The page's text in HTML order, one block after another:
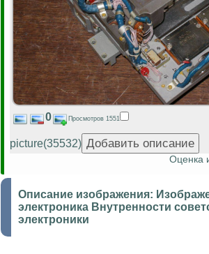
0 Просмотров 1551
picture(35532)
Оценка
Описание изображения:
электроника Внутренности
электроники